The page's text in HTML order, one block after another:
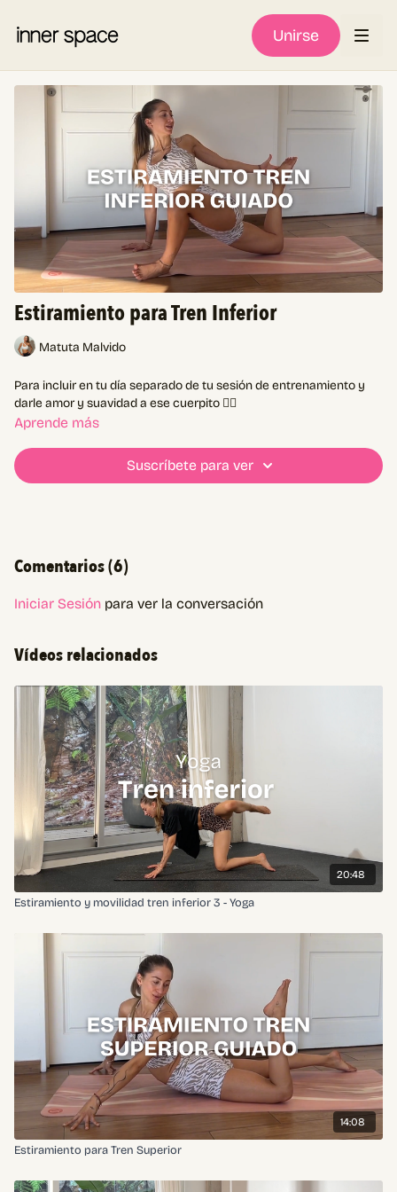
Unirse
Estiramiento para Tren Inferior
Matuta Malvido
Para incluir en tu día separado de tu sesión de entrenamiento y
darle amor y suavidad a ese cuerpito 🧘‍♀️
Aprende más
Suscríbete para ver
Comentarios (6)
Iniciar Sesión para ver la conversación
Vídeos relacionados
20:48
Estiramiento y movilidad tren inferior 3 - Yoga
14:08
Estiramiento para Tren Superior